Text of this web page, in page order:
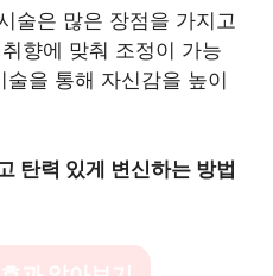
술은 많은 장점을 가지고
향에 맞춰 조정이 가능
을 통해 자신감을 높이
탄력 있게 변신하는 방법